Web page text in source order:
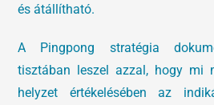
és átállítható.
A Pingpong stratégia
tisztában leszel azzal, hogy mi
helyzet értékelésében az